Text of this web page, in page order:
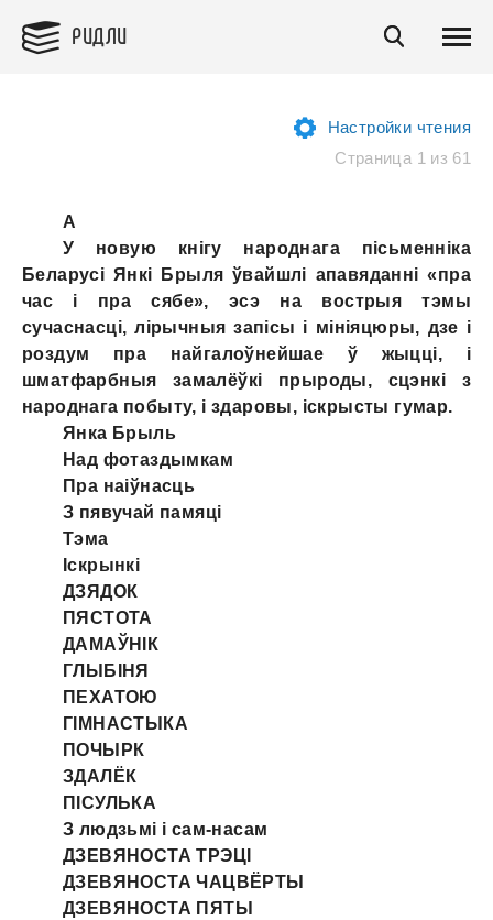
РИДЛИ
Настройки чтения
Страница 1 из 61
A
У новую кнігу народнага пісьменніка
Беларусі Янкі Брыля ўвайшлі апавяданні «пра
час i пра сябе», эсэ на вострыя тэмы
сучаснасці, лірычныя запісы i мініяцюры, дзе i
роздум пра найгалоўнейшае ў жыцці, i
шматфарбныя замалёўкі прыроды, сцэнкі з
народнага побыту, i здаровы, іскрысты гумар.
Янка Брыль
Над фотаздымкам
Пра наіўнасць
З пявучай памяці
Тэма
Іскрынкі
ДЗЯДОК
ПЯСТОТА
ДАМАЎНІК
ГЛЫБІНЯ
ПЕХАТОЮ
ГІМНАСТЫКА
ПОЧЫРК
ЗДАЛЁК
ПІСУЛЬКА
З людзьмі і сам-насам
ДЗЕВЯНОСТА ТРЭЦІ
ДЗЕВЯНОСТА ЧАЦВЁРТЫ
ДЗЕВЯНОСТА ПЯТЫ